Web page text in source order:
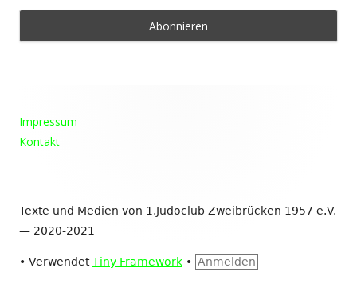
Inhalt
Impressum
Kontakt
Texte und Medien von 1.Judoclub Zweibrücken 1957 e.V.
— 2020-2021
• VerwendetTiny Framework • Anmelden